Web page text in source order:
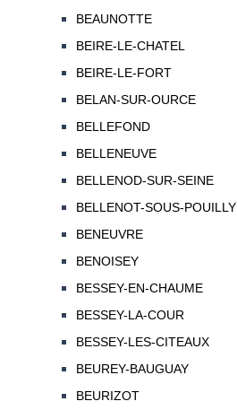
BEAUNOTTE
BEIRE-LE-CHATEL
BEIRE-LE-FORT
BELAN-SUR-OURCE
BELLEFOND
BELLENEUVE
BELLENOD-SUR-SEINE
BELLENOT-SOUS-POUILLY
BENEUVRE
BENOISEY
BESSEY-EN-CHAUME
BESSEY-LA-COUR
BESSEY-LES-CITEAUX
BEUREY-BAUGUAY
BEURIZOT